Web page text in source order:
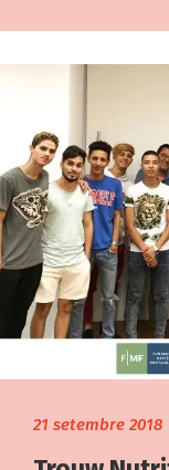
21 setembre 2018